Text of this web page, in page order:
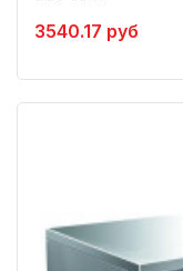
3540.17 руб